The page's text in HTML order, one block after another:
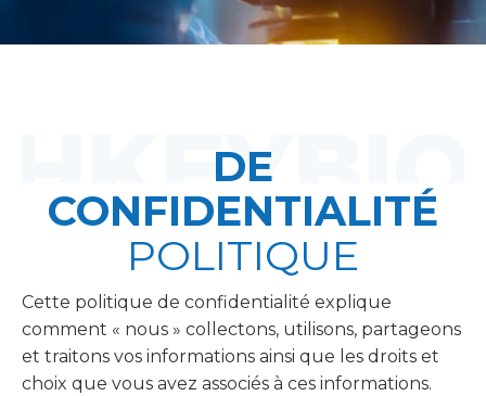
DE
CONFIDENTIALITÉ
POLITIQUE
Cette politique de confidentialité explique
comment « nous » collectons, utilisons, partageons
et traitons vos informations ainsi que les droits et
choix que vous avez associés à ces informations.